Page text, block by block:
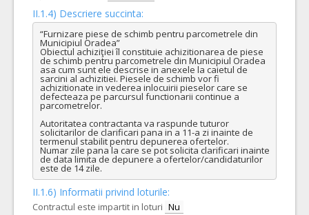
II.1.4) Descriere succinta:
“Furnizare piese de schimb pentru parcometrele din
Municipiul Oradea”
Obiectul achiziţiei îl constituie achizitionarea de piese
de schimb pentru parcometrele din Municipiul Oradea
asa cum sunt ele descrise in anexele la caietul de
sarcini al achizitiei. Piesele de schimb vor fi
achizitionate in vederea inlocuirii pieselor care se
defecteaza pe parcursul functionarii continue a
parcometrelor.
Autoritatea contractanta va raspunde tuturor
solicitarilor de clarificari pana in a 11-a zi inainte de
termenul stabilit pentru depunerea ofertelor.
Numar zile pana la care se pot solicita clarificari inainte
de data limita de depunere a ofertelor/candidaturilor
este de 14 zile.
II.1.6) Informatii privind loturile:
Contractul este impartit in loturi Nu